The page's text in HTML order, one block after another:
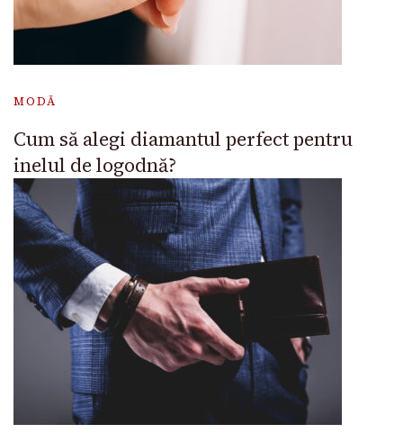
MODĂ
Cum să alegi diamantul perfect pentru
inelul de logodnă?